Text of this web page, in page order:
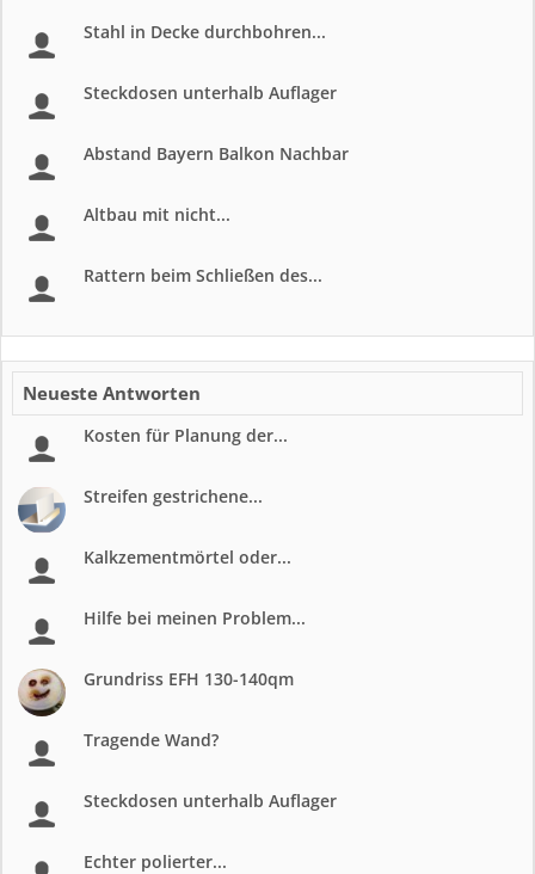
Stahl in Decke durchbohren...
Steckdosen unterhalb Auflager
Abstand Bayern Balkon Nachbar
Altbau mit nicht...
Rattern beim Schließen des...
Neueste Antworten
Kosten für Planung der...
Streifen gestrichene...
Kalkzementmörtel oder...
Hilfe bei meinen Problem...
Grundriss EFH 130-140qm
Tragende Wand?
Steckdosen unterhalb Auflager
Echter polierter...